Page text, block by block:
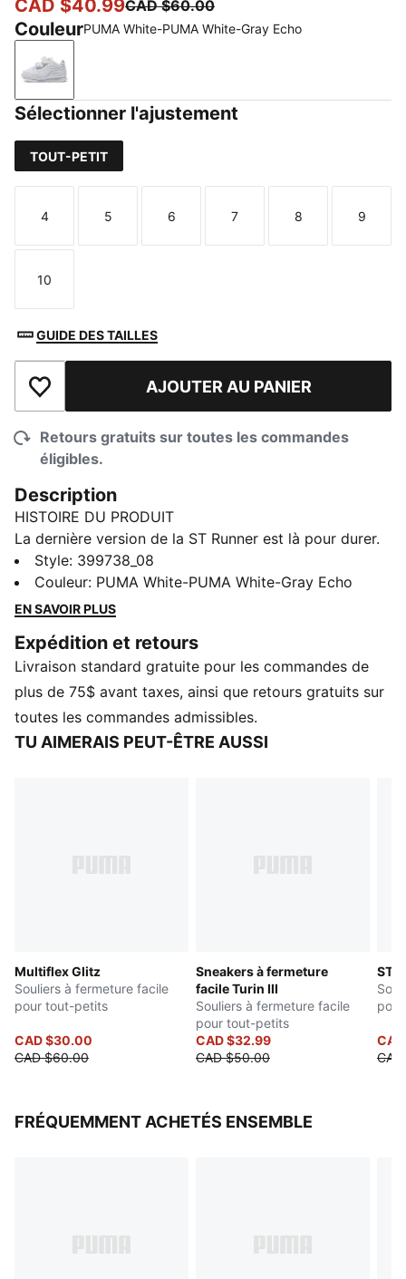
CAD $40.99CAD $60.00
CouleurPUMA White-PUMA White-Gray Echo
PUMA White-PUMA White-Gray Echo
Sélectionner l'ajustement
TOUT-PETIT
Taille
4
Taille
5
Taille
6
Taille
7
Taille
8
Taille
9
Taille
10
GUIDE DES TAILLES
Ajouter à la liste de souhaits
AJOUTER AU PANIER
Retours gratuits sur toutes les commandes
éligibles.
Description
HISTOIRE DU PRODUIT
La dernière version de la ST Runner est là pour durer.
Cette chaussure de sport branchée permet aux
enfants de vivre leur journée à toute vitesse
confortablement. Une tige en cuir, une semelle
votre allure et votre audace.
CARACTÉRISTIQUES ET AVANTAGES
Les produits en cuir de PUMA soutiennent une
fabrication responsable via le Leather Working Group :
www.leatherworkinggroup.com
PUMA Tout-petits : Recommandé pour les tout-petits
entre 0 et 4 ans
Style: 399738_08
Couleur: PUMA White-PUMA White-Gray Echo
EN SAVOIR PLUS
Expédition et retours
Livraison standard gratuite pour les commandes de
plus de 75$ avant taxes, ainsi que retours gratuits sur
toutes les commandes admissibles.
TU AIMERAIS PEUT-ÊTRE AUSSI
Multiflex Glitz
Souliers à fermeture facile
pour tout-petits
CAD $30.00
CAD $60.00
Sneakers à fermeture
facile Turin III
Souliers à fermeture facile
pour tout-petits
CAD $32.99
CAD $50.00
ST
FRÉQUEMMENT ACHETÉS ENSEMBLE